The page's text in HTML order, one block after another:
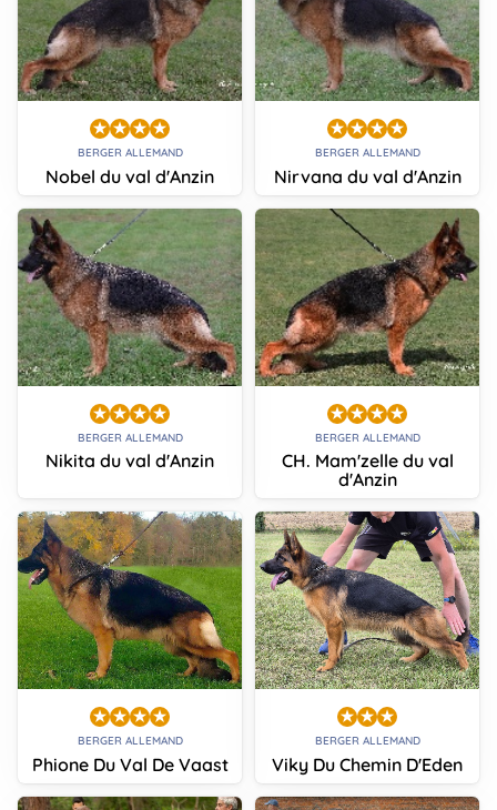
BERGER ALLEMAND
Nobel du val d'Anzin
BERGER ALLEMAND
Nirvana du val d'Anzin
BERGER ALLEMAND
Nikita du val d'Anzin
BERGER ALLEMAND
CH. Mam'zelle du val
d'Anzin
BERGER ALLEMAND
Phione Du Val De Vaast
BERGER ALLEMAND
Viky Du Chemin D'Eden